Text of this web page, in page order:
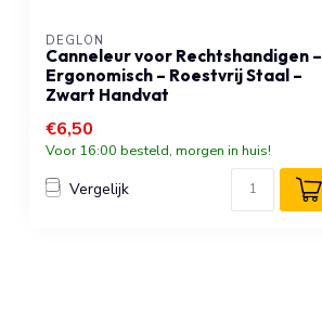
DÉGLON
Canneleur voor Rechtshandigen –
Ergonomisch – Roestvrij Staal –
Zwart Handvat
€6,50
Voor 16:00 besteld, morgen in huis!
Vergelijk